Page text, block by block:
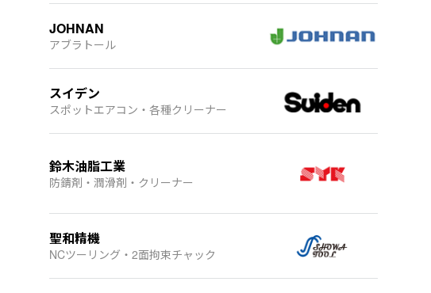
JOHNAN
アブラトール
スイデン
スポットエアコン・各種クリーナー
鈴木油脂工業
防錆剤・潤滑剤・クリーナー
聖和精機
NCツーリング・2面拘束チャック